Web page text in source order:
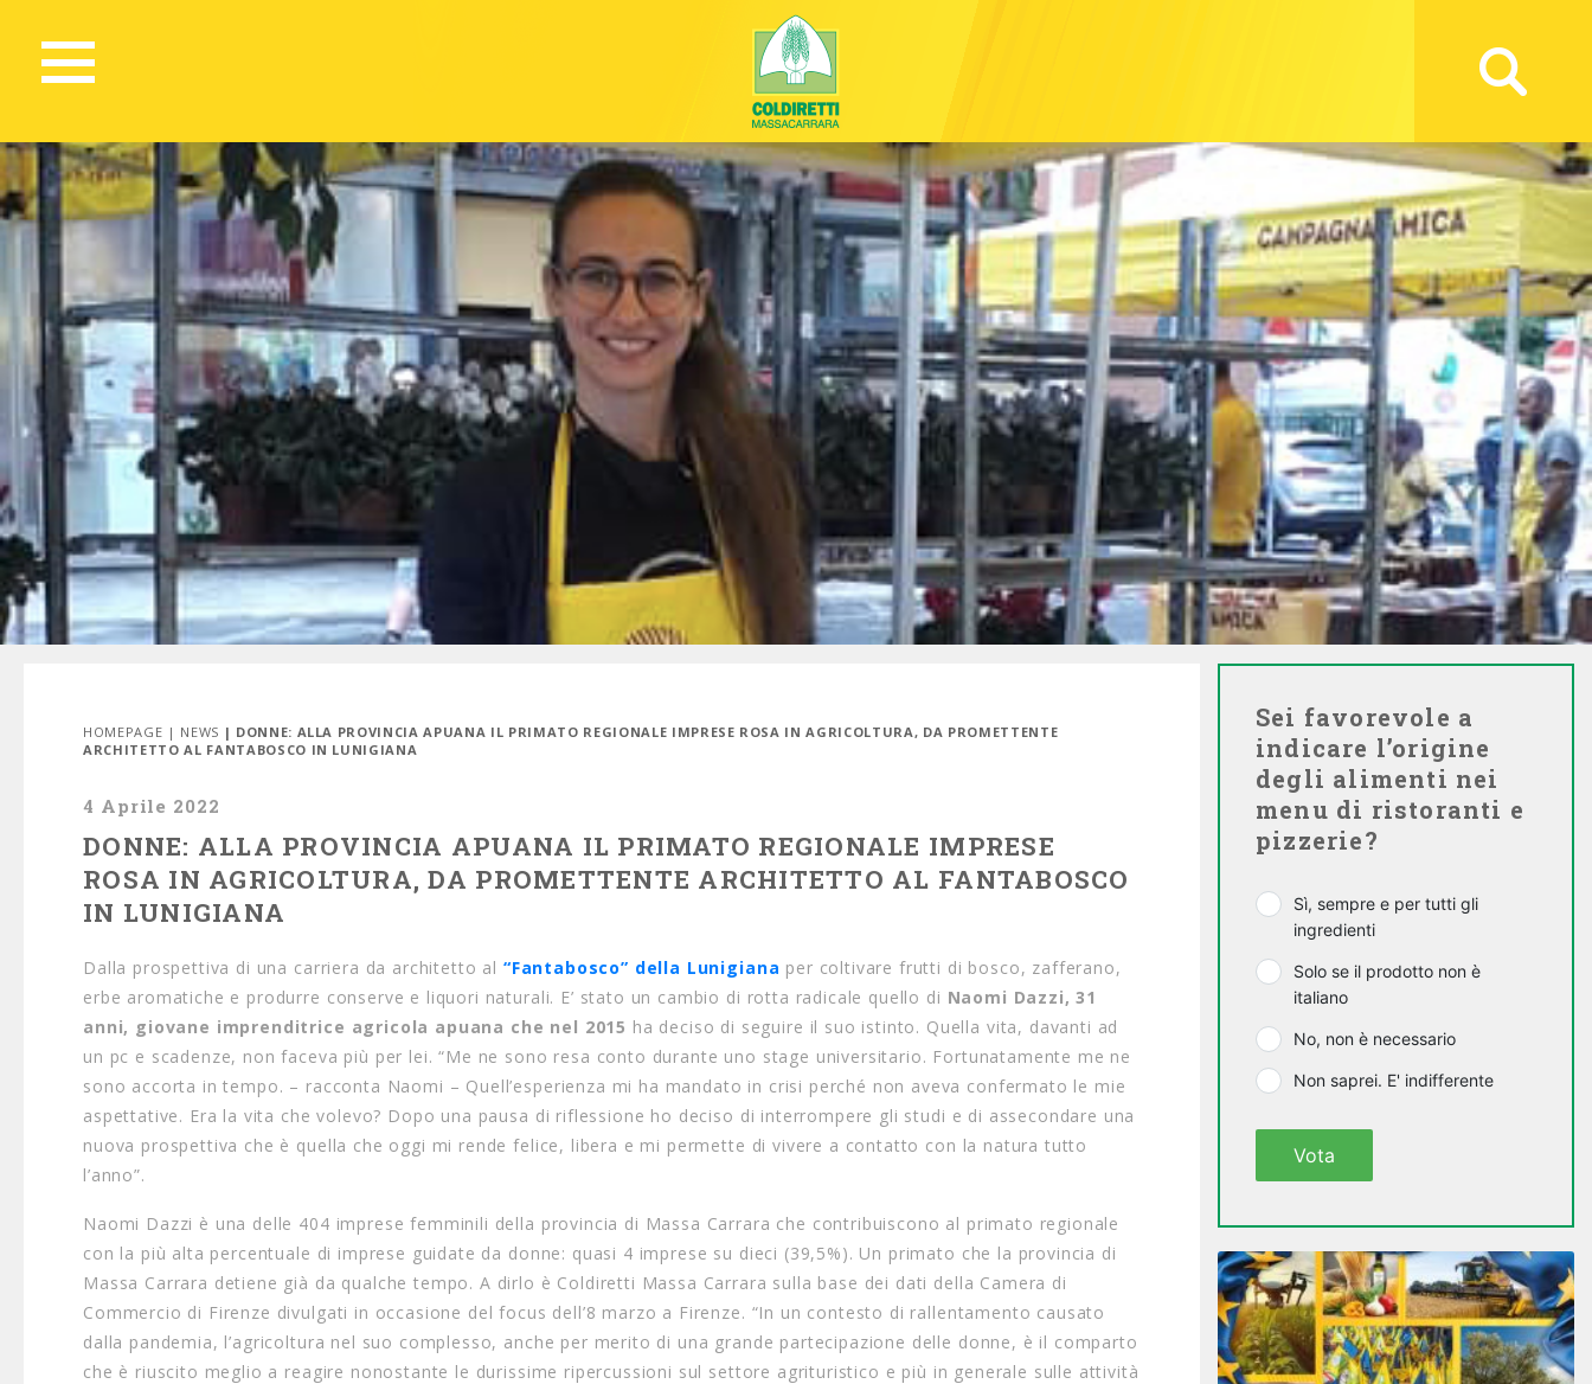
1276 Views
HOMEPAGE | NEWS | DONNE: ALLA PROVINCIA APUANA IL PRIMATO REGIONALE IMPRESE ROSA IN AGRICOLTURA, DA PROMETTENTE
ARCHITETTO AL FANTABOSCO IN LUNIGIANA
4 Aprile 2022
DONNE: ALLA PROVINCIA APUANA IL PRIMATO REGIONALE IMPRESE
ROSA IN AGRICOLTURA, DA PROMETTENTE ARCHITETTO AL FANTABOSCO
IN LUNIGIANA
Dalla prospettiva di una carriera da architetto al “Fantabosco” della Lunigiana per coltivare frutti di bosco, zafferano,
erbe aromatiche e produrre conserve e liquori naturali. E’ stato un cambio di rotta radicale quello di Naomi Dazzi, 31
anni, giovane imprenditrice agricola apuana che nel 2015 ha deciso di seguire il suo istinto. Quella vita, davanti ad
un pc e scadenze, non faceva più per lei. “Me ne sono resa conto durante uno stage universitario. Fortunatamente me ne
sono accorta in tempo. – racconta Naomi – Quell’esperienza mi ha mandato in crisi perché non aveva confermato le mie
aspettative. Era la vita che volevo? Dopo una pausa di riflessione ho deciso di interrompere gli studi e di assecondare una
nuova prospettiva che è quella che oggi mi rende felice, libera e mi permette di vivere a contatto con la natura tutto
l’anno”.
Naomi Dazzi è una delle 404 imprese femminili della provincia di Massa Carrara che contribuiscono al primato regionale
con la più alta percentuale di imprese guidate da donne: quasi 4 imprese su dieci (39,5%). Un primato che la provincia di
Massa Carrara detiene già da qualche tempo. A dirlo è Coldiretti Massa Carrara sulla base dei dati della Camera di
Commercio di Firenze divulgati in occasione del focus dell’8 marzo a Firenze. “In un contesto di rallentamento causato
dalla pandemia, l’agricoltura nel suo complesso, anche per merito di una grande partecipazione delle donne, è il comparto
che è riuscito meglio a reagire nonostante le durissime ripercussioni sul settore agrituristico e più in generale sulle attività
Sei favorevole a
indicare l’origine
degli alimenti nei
menu di ristoranti e
pizzerie?
Sì, sempre e per tutti gli
ingredienti
Solo se il prodotto non è
italiano
No, non è necessario
Non saprei. E' indifferente
Vota